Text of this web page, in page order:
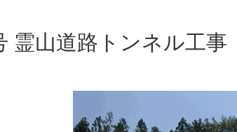
霊山道路トンネル工事